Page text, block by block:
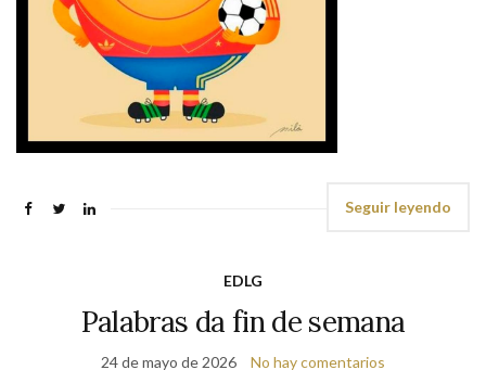
Seguir leyendo
EDLG
Palabras da fin de semana
24 de mayo de 2026 No hay comentarios